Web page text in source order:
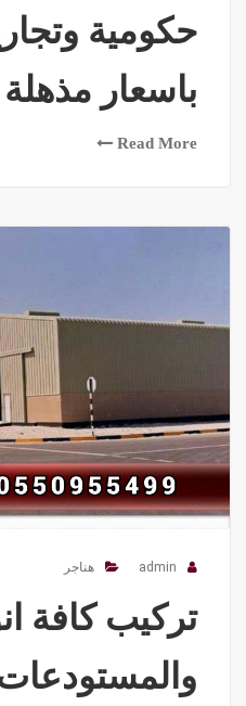
حكومية
باسعار مذهلة
Read More
admin هناجر
تركيب كافة